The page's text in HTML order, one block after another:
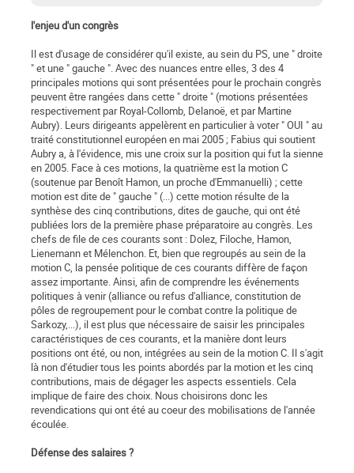
l'enjeu d'un congrès
Il est d'usage de considérer qu'il existe, au sein du PS, une " droite
" et une " gauche ". Avec des nuances entre elles, 3 des 4
principales motions qui sont présentées pour le prochain congrès
peuvent être rangées dans cette " droite " (motions présentées
respectivement par Royal-Collomb, Delanoë, et par Martine
Aubry). Leurs dirigeants appelèrent en particulier à voter " OUI " au
traité constitutionnel européen en mai 2005 ; Fabius qui soutient
Aubry a, à l'évidence, mis une croix sur la position qui fut la sienne
en 2005. Face à ces motions, la quatrième est la motion C
(soutenue par Benoît Hamon, un proche d'Emmanuelli) ; cette
motion est dite de " gauche " (...) cette motion résulte de la
synthèse des cinq contributions, dites de gauche, qui ont été
publiées lors de la première phase préparatoire au congrès. Les
chefs de file de ces courants sont : Dolez, Filoche, Hamon,
Lienemann et Mélenchon. Et, bien que regroupés au sein de la
motion C, la pensée politique de ces courants diffère de façon
assez importante. Ainsi, afin de comprendre les événements
politiques à venir (alliance ou refus d'alliance, constitution de
pôles de regroupement pour le combat contre la politique de
Sarkozy,...), il est plus que nécessaire de saisir les principales
caractéristiques de ces courants, et la manière dont leurs
positions ont été, ou non, intégrées au sein de la motion C. Il s'agit
là non d'étudier tous les points abordés par la motion et les cinq
contributions, mais de dégager les aspects essentiels. Cela
implique de faire des choix. Nous choisirons donc les
revendications qui ont été au coeur des mobilisations de l'année
écoulée.
Défense des salaires ?